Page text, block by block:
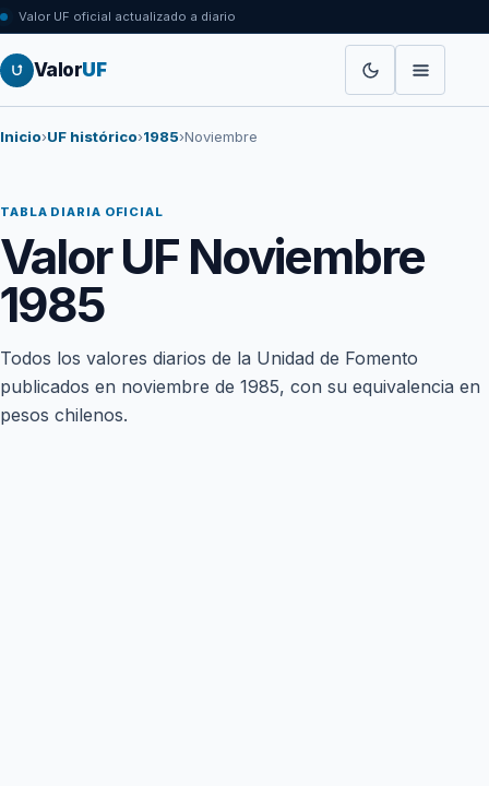
Valor UF oficial actualizado a diario
ValorUF
Inicio›UF histórico›1985›Noviembre
TABLA DIARIA OFICIAL
Valor UF Noviembre
1985
Todos los valores diarios de la Unidad de Fomento
publicados en noviembre de 1985, con su equivalencia en
pesos chilenos.